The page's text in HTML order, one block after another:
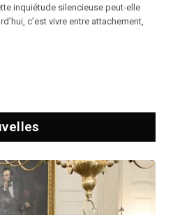
inquiétude silencieuse peut-elle
c’est vivre entre attachement,